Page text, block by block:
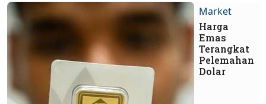
Market
Harga
Emas
Terangkat
Pelemahan
Dolar